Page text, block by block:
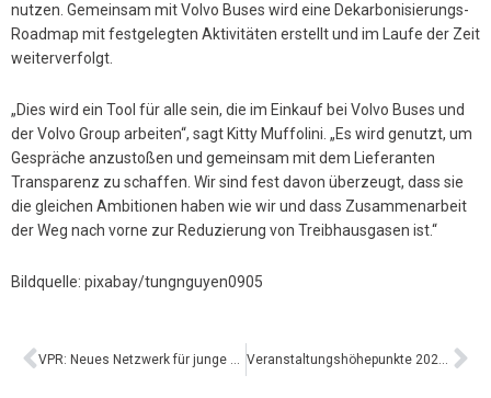
nutzen. Gemeinsam mit Volvo Buses wird eine Dekarbonisierungs-
Roadmap mit festgelegten Aktivitäten erstellt und im Laufe der Zeit
weiterverfolgt.
„Dies wird ein Tool für alle sein, die im Einkauf bei Volvo Buses und
der Volvo Group arbeiten“, sagt Kitty Muffolini. „Es wird genutzt, um
Gespräche anzustoßen und gemeinsam mit dem Lieferanten
Transparenz zu schaffen. Wir sind fest davon überzeugt, dass sie
die gleichen Ambitionen haben wie wir und dass Zusammenarbeit
der Weg nach vorne zur Reduzierung von Treibhausgasen ist.“
Bildquelle: pixabay/tungnguyen0905
VPR: Neues Netzwerk für junge Leute Veranstaltungshöhepunkte 2024 in Braunschweig